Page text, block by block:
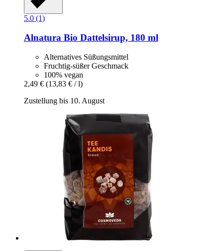
5.0 (1)
Alnatura Bio Dattelsirup, 180 ml
Alternatives Süßungsmittel
Fruchtig-süßer Geschmack
100% vegan
2,49 € (13,83 € / l)
Zustellung bis 10. August